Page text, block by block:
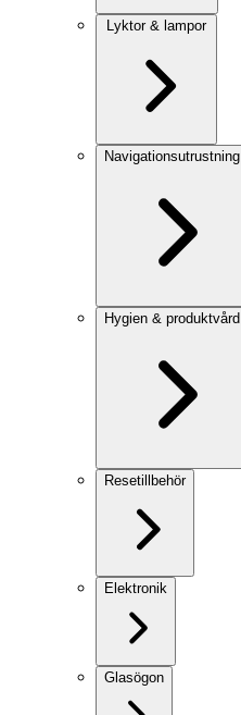
Lyktor & lampor
Navigationsutrustning
Hygien & produktvård
Resetillbehör
Elektronik
Glasögon